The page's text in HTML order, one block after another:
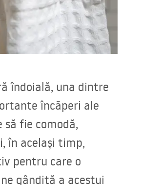
îndoială, una dintre
încăperi ale
să fie comodă,
în același timp,
pentru care o
gândită a acestui